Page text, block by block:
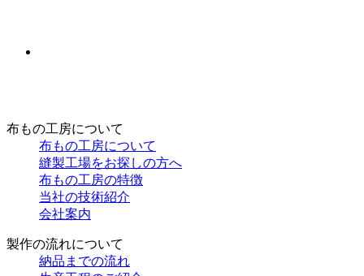
布もの工房について
布もの工房について
縫製工場をお探しの方へ
布もの工房の特徴
当社の技術紹介
会社案内
製作の流れについて
納品までの流れ